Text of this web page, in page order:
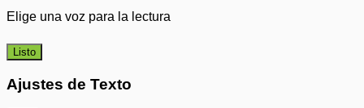
Elige una voz para la lectura
Listo
Ajustes de Texto